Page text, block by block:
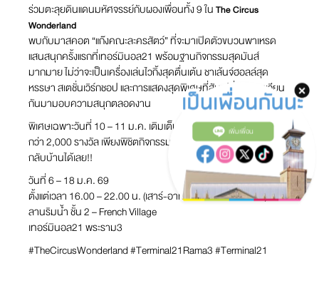
เพิ่มเพื่อน
ร่วมตะลุยดินแดนมหัศจรรย์กับผองเพื่อนทั้ง 9 ในThe Circus
Wonderland
พบกับมาสคอต “แก๊งคณะละครสัตว์” ที่จะมาเปิดตัวขบวนพาเหรด
แสนสนุกครั้งแรกที่เทอร์มินอล21 พร้อมฐานกิจกรรมสุดมันส์
มากมาย ไม่ว่าจะเป็นเครื่องเล่นไวกิ้งสุดตื่นเต้น ชาเล้นจ์ฮอลล์สุด
หรรษาสเตชั่นเวิร์กชอป และการแสดงสุดพิเศษที่สับเปลี่ยนหมุนเวียน
กันมามอบความสนุกตลอดงาน
พิเศษเฉพาะวันที่ 10 – 11 ม.ค. เติมเต็มสุขในวันเด็กด้วยของขวัญ
กว่า 2,000 รางวัล เพียงพิชิตกิจกรรมภายในงาน รับของขวัญวันเด็ก
กลับบ้านได้เลย!!
วันที่ 6 – 18 ม.ค. 69
ตั้งแต่เวลา 16.00 – 22.00 น. (เสาร์-อาทิตย์ 10 โมง เป็นต้นไป)
ลานริมน้ำ ชั้น 2 – French Village
เทอร์มินอล21 พระราม3
#TheCircusWonderland #Terminal21Rama3 #Terminal21